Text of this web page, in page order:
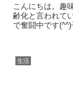
こんにちは。趣
齢化と言われて
で奮闘中です
生活